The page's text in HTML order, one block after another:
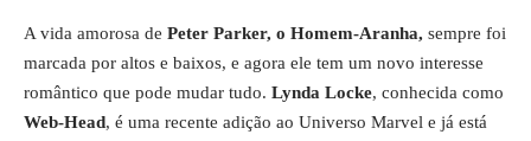
A vida amorosa de Peter Parker, o Homem-Aranha, sempre foi
marcada por altos e baixos, e agora ele tem um novo interesse
romântico que pode mudar tudo. Lynda Locke, conhecida como
Web-Head, é uma recente adição ao Universo Marvel e já está